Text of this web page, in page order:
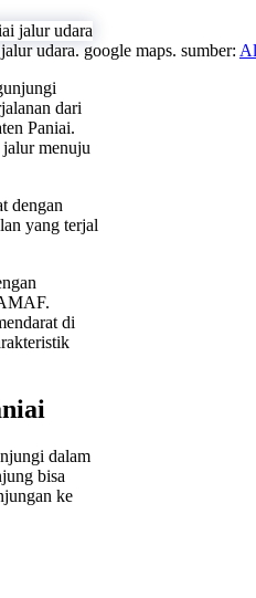
udara. google maps. sumber:
dari
Paniai.
menuju
dengan
yang terjal
di
dalam
bisa
ke